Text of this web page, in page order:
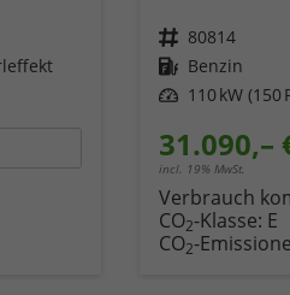
Fahrzeugnr. 80814
Kraftstoff Benzin
Leistung 110 kW (150
31.090,–
incl. 19% MwSt.
Verbrauch
CO2-Klasse: E
CO2-